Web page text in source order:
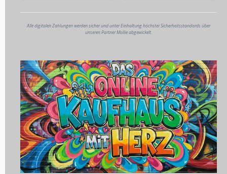
Alle digitalen Zahlungen werden sicher und unter Einhaltung höchster Sicherheitsstandards über
unseren Partner Mollie abgewickelt.